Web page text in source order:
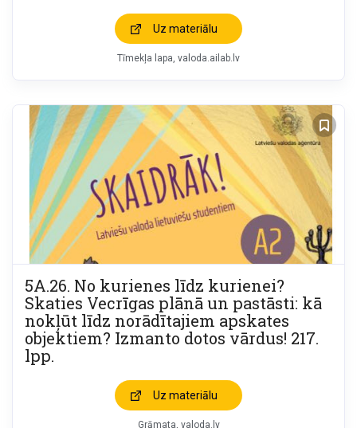
Uz materiālu
Tīmekļa lapa valoda.ailab.lv
5A.26. No kurienes līdz kurienei?
Skaties Vecrīgas plānā un pastāsti: kā
nokļūt līdz norādītajiem apskates
objektiem? Izmanto dotos vārdus! 217.
lpp.
Uz materiālu
Grāmata valoda.lv